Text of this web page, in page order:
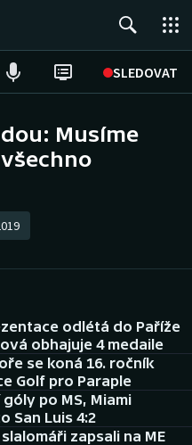
SLEDOVAT
Musíme
odlétá do Paříže
obhajuje 4 medaile
se koná 16. ročník
Golf pro Paraple
po MS, Miami
San Luis 4:2
zapsali na ME